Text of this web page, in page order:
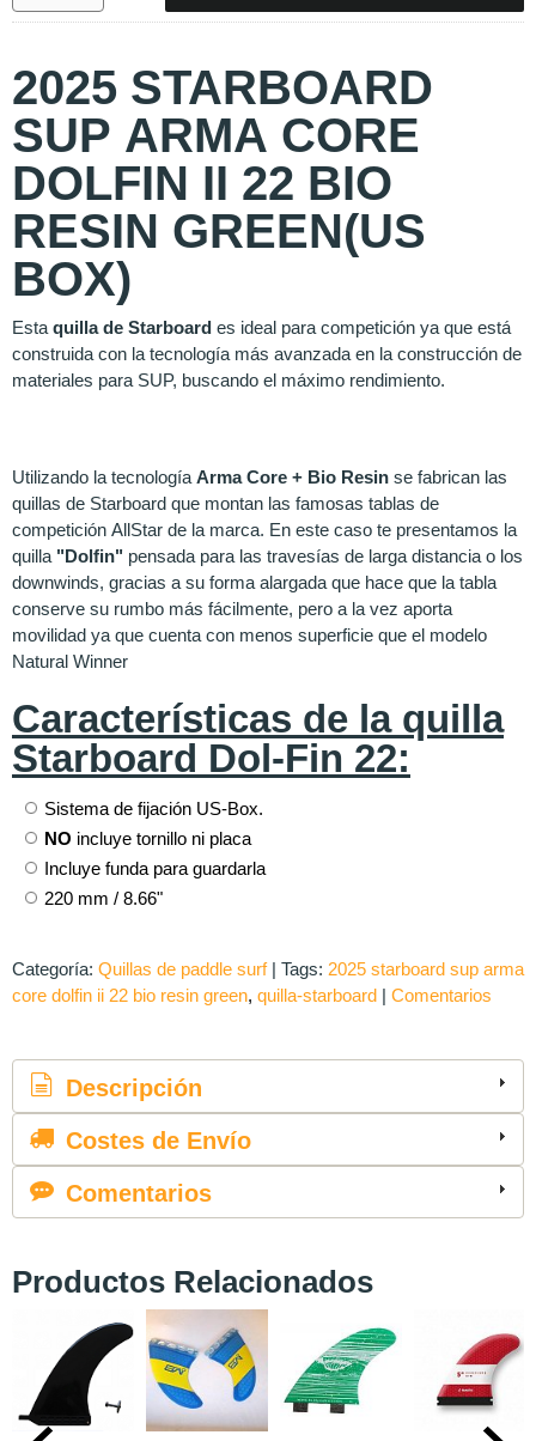
2025 STARBOARD
SUP ARMA CORE
DOLFIN II 22 BIO
RESIN GREEN(US
BOX)
Esta quilla de Starboard es ideal para competición ya que está
construida con la tecnología más avanzada en la construcción de
materiales para SUP, buscando el máximo rendimiento.
Utilizando la tecnología Arma Core + Bio Resin se fabrican las
quillas de Starboard que montan las famosas tablas de
competición AllStar de la marca. En este caso te presentamos la
quilla "Dolfin" pensada para las travesías de larga distancia o los
downwinds, gracias a su forma alargada que hace que la tabla
conserve su rumbo más fácilmente, pero a la vez aporta
movilidad ya que cuenta con menos superficie que el modelo
Natural Winner
Características de la quilla
Starboard Dol-Fin 22:
Sistema de fijación US-Box.
NO incluye tornillo ni placa
Incluye funda para guardarla
220 mm / 8.66"
Categoría: Quillas de paddle surf | Tags: 2025 starboard sup arma
core dolfin ii 22 bio resin green quilla-starboard | Comentarios
Descripción
Costes de Envío
Comentarios
Productos Relacionados